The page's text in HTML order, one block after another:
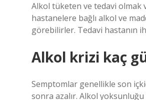
Alkol tüketen ve tedavi olmak
hastanelere bağlı alkol ve
görebilirler. Tedavi hastanın
Alkol krizi kaç
Semptomlar genellikle son
sonra azalır. Alkol